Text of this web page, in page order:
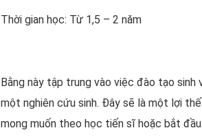
Thời gian học: Từ 1,5 – 2 năm
Bằng này tập trung vào việc đào tạo sinh
một nghiên cứu sinh. Đây sẽ là một lợi
mong muốn theo học tiến sĩ hoặc bắt